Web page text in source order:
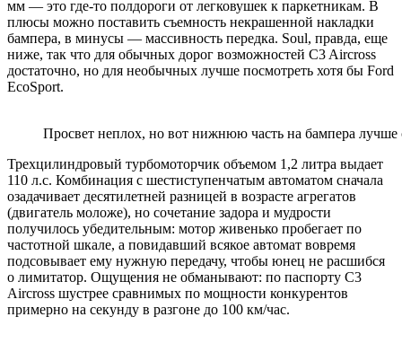
мм — это где-то полдороги от легковушек к паркетникам. В
плюсы можно поставить съемность некрашенной накладки
бампера, в минусы — массивность передка. Soul, правда, еще
ниже, так что для обычных дорог возможностей C3 Aircross
достаточно, но для необычных лучше посмотреть хотя бы Ford
EcoSport.
Просвет неплох, но вот нижнюю часть на бампера лучше
Трехцилиндровый турбомоторчик объемом 1,2 литра выдает
110 л.с. Комбинация с шестиступенчатым автоматом сначала
озадачивает десятилетней разницей в возрасте агрегатов
(двигатель моложе), но сочетание задора и мудрости
получилось убедительным: мотор живенько пробегает по
частотной шкале, а повидавший всякое автомат вовремя
подсовывает ему нужную передачу, чтобы юнец не расшибся
о лимитатор. Ощущения не обманывают: по паспорту C3
Aircross шустрее сравнимых по мощности конкурентов
примерно на секунду в разгоне до 100 км/час.